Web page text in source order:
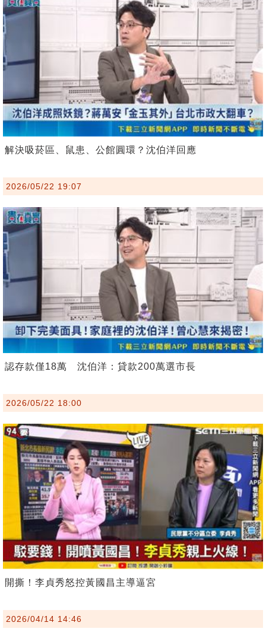
解決吸菸區、鼠患、公館圓環？沈伯洋回應
2026/05/22 19:07
認存款僅18萬 沈伯洋：貸款200萬選市長
2026/05/22 18:00
開撕！李貞秀怒控黃國昌主導逼宮
2026/04/14 14:46